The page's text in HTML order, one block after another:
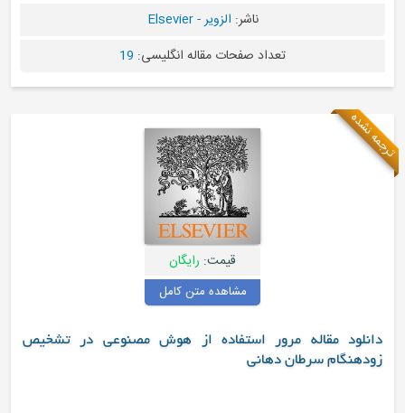
ناشر: الزویر - Elsevier
تعداد صفحات مقاله انگلیسی: 19
ترجمه نشده
قیمت: رایگان
مشاهده متن کامل
دانلود مقاله مرور استفاده از هوش مصنوعی در تشخیص
زودهنگام سرطان دهانی